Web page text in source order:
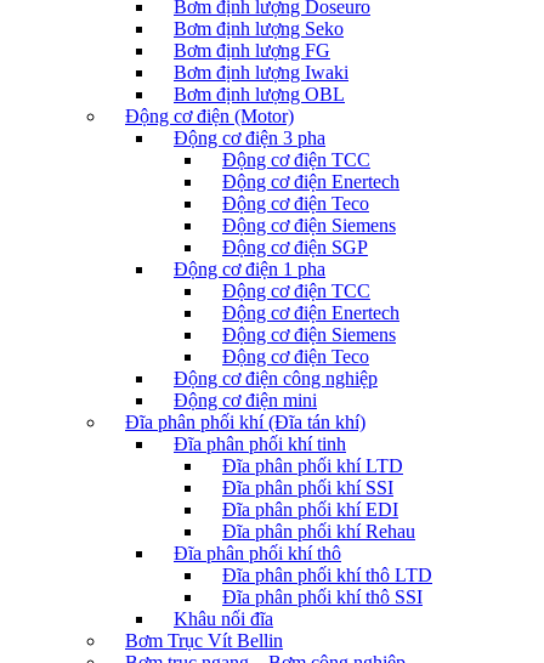
Bơm định lượng Doseuro
Bơm định lượng Seko
Bơm định lượng FG
Bơm định lượng Iwaki
Bơm định lượng OBL
Động cơ điện (Motor)
Động cơ điện 3 pha
Động cơ điện TCC
Động cơ điện Enertech
Động cơ điện Teco
Động cơ điện Siemens
Động cơ điện SGP
Động cơ điện 1 pha
Động cơ điện TCC
Động cơ điện Enertech
Động cơ điện Siemens
Động cơ điện Teco
Động cơ điện công nghiệp
Động cơ điện mini
Đĩa phân phối khí (Đĩa tán khí)
Đĩa phân phối khí tinh
Đĩa phân phối khí LTD
Đĩa phân phối khí SSI
Đĩa phân phối khí EDI
Đĩa phân phối khí Rehau
Đĩa phân phối khí thô
Đĩa phân phối khí thô LTD
Đĩa phân phối khí thô SSI
Khâu nối đĩa
Bơm Trục Vít Bellin